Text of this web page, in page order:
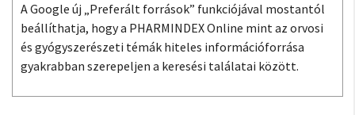
A Google új „Preferált források” funkciójával mostantól
beállíthatja, hogy a PHARMINDEX Online mint az orvosi
és gyógyszerészeti témák hiteles információforrása
gyakrabban szerepeljen a keresési találatai között.